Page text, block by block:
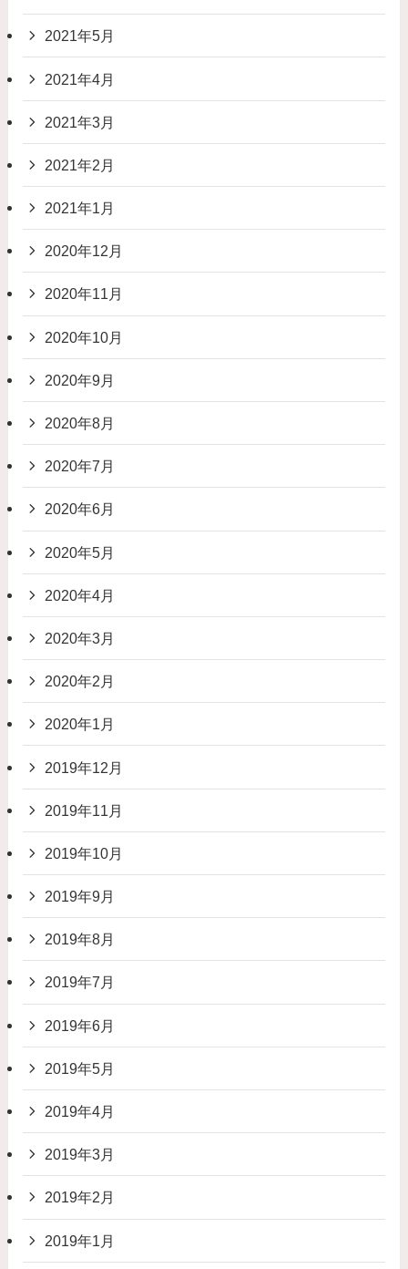
2021年5月
2021年4月
2021年3月
2021年2月
2021年1月
2020年12月
2020年11月
2020年10月
2020年9月
2020年8月
2020年7月
2020年6月
2020年5月
2020年4月
2020年3月
2020年2月
2020年1月
2019年12月
2019年11月
2019年10月
2019年9月
2019年8月
2019年7月
2019年6月
2019年5月
2019年4月
2019年3月
2019年2月
2019年1月